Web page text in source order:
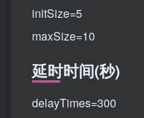
initSize=5
maxSize=10
延时时间(秒)
delayTimes=300